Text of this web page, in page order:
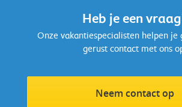
Heb je een
Onze vakantiespecialisten helpen je
gerust contact met ons
Neem contact op